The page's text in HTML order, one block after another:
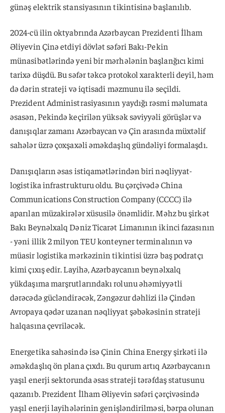
günəş elektrik stansiyasının tikintisinə başlanılıb.
2024-cü ilin oktyabrında Azərbaycan Prezidenti İlham
Əliyevin Çinə etdiyi dövlət səfəri Bakı-Pekin
münasibətlərində yeni bir mərhələnin başlanğıcı kimi
tarixə düşdü. Bu səfər təkcə protokol xarakterli deyil, həm
də dərin strateji və iqtisadi məzmunu ilə seçildi.
Prezident Administrasiyasının yaydığı rəsmi məlumata
əsasən, Pekində keçirilən yüksək səviyyəli görüşlər və
danışıqlar zamanı Azərbaycan və Çin arasında müxtəlif
sahələr üzrə çoxşaxəli əməkdaşlıq gündəliyi formalaşdı.
Danışıqların əsas istiqamətlərindən biri nəqliyyat-
logistika infrastrukturu oldu. Bu çərçivədə China
Communications Construction Company (CCCC) ilə
aparılan müzakirələr xüsusilə önəmlidir. Məhz bu şirkət
Bakı Beynəlxalq Dəniz Ticarət Limanının ikinci fazasının
- yəni illik 2 milyon TEU konteyner terminalının və
müasir logistika mərkəzinin tikintisi üzrə baş podratçı
kimi çıxış edir. Layihə, Azərbaycanın beynəlxalq
yükdaşıma marşrutlarındakı rolunu əhəmiyyətli
dərəcədə gücləndirəcək, Zəngəzur dəhlizi ilə Çindən
Avropaya qədər uzanan nəqliyyat şəbəkəsinin strateji
halqasına çevriləcək.
Energetika sahəsində isə Çinin China Energy şirkəti ilə
əməkdaşlıq ön plana çıxdı. Bu qurum artıq Azərbaycanın
yaşıl enerji sektorunda əsas strateji tərəfdaş statusunu
qazanıb. Prezident İlham Əliyevin səfəri çərçivəsində
yaşıl enerji layihələrinin genişləndirilməsi, bərpa olunan